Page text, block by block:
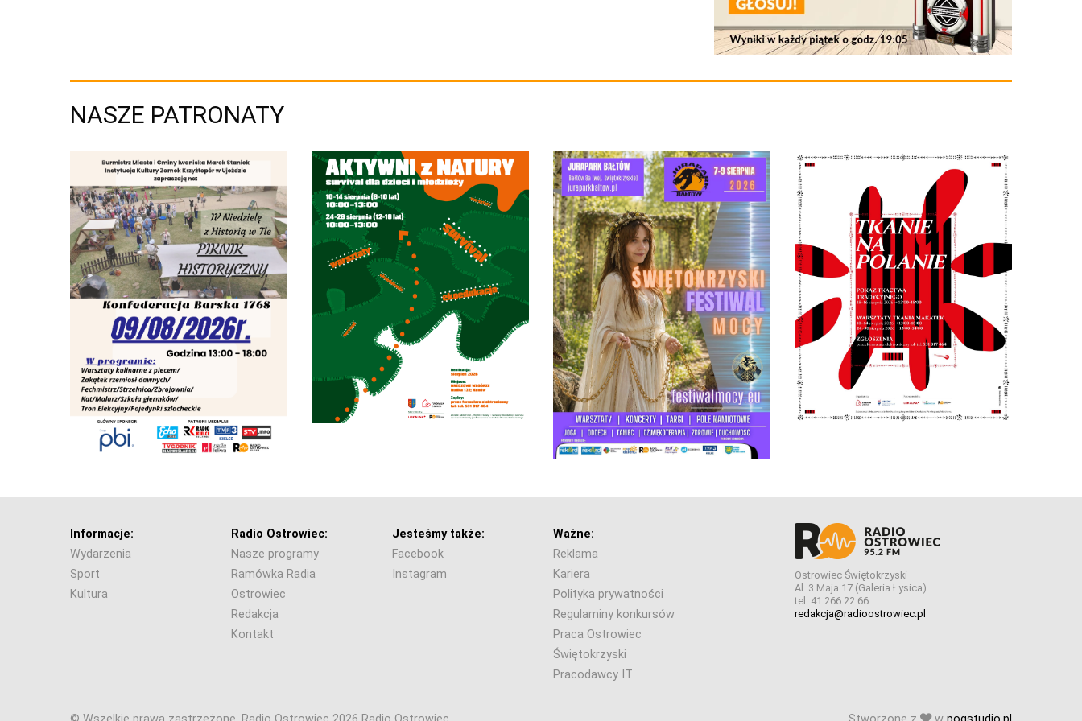
NASZE PATRONATY
Informacje:
Wydarzenia
Sport
Kultura
Radio Ostrowiec:
Nasze programy
Ramówka Radia
Ostrowiec
Redakcja
Kontakt
Jesteśmy także:
Facebook
Instagram
Ważne:
Reklama
Kariera
Polityka prywatności
Regulaminy konkursów
Praca Ostrowiec
Świętokrzyski
Pracodawcy IT
Ostrowiec Świętokrzyski
Al. 3 Maja 17 (Galeria Łysica)
tel. 41 266 22 66
redakcja@radioostrowiec.pl